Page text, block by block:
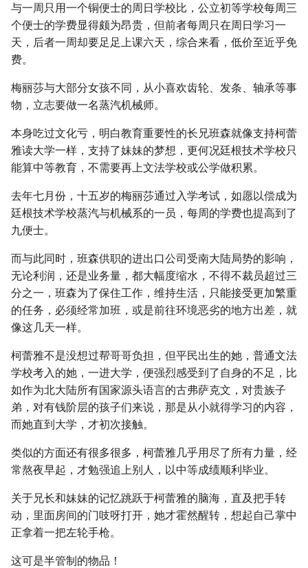
与一周只用一个铜便士的周日学校比，公立初等学校每周三
个便士的学费显得颇为昂贵，但前者每周只在周日学习一
天，后者一周却要足足上课六天，综合来看，低价至近乎免
费。
梅丽莎与大部分女孩不同，从小喜欢齿轮、发条、轴承等事
物，立志要做一名蒸汽机械师。
本身吃过文化亏，明白教育重要性的长兄班森就像支持柯蕾
雅读大学一样，支持了妹妹的梦想，更何况廷根技术学校只
能算中等教育，不需要再上文法学校或公学做积累。
去年七月份，十五岁的梅丽莎通过入学考试，如愿以偿成为
廷根技术学校蒸汽与机械系的一员，每周的学费也提高到了
九便士。
而与此同时，班森供职的进出口公司受南大陆局势的影响，
无论利润，还是业务量，都大幅度缩水，不得不裁员超过三
分之一，班森为了保住工作，维持生活，只能接受更加繁重
的任务，必须经常加班，或是前往环境恶劣的地方出差，就
像这几天一样。
柯蕾雅不是没想过帮哥哥负担，但平民出生的她，普通文法
学校考入的她，一进大学，便强烈感受到了自身的不足，比
如作为北大陆所有国家源头语言的古弗萨克文，对贵族子
弟，对有钱阶层的孩子们来说，那是从小就得学习的内容，
而她直到大学，才初次接触。
类似的方面还有很多很多，柯蕾雅几乎用尽了所有力量，经
常熬夜早起，才勉强追上别人，以中等成绩顺利毕业。
关于兄长和妹妹的记忆跳跃于柯蕾雅的脑海，直及把手转
动，里面房间的门吱呀打开，她才霍然醒转，想起自己掌中
正拿着一把左轮手枪。
这可是半管制的物品！